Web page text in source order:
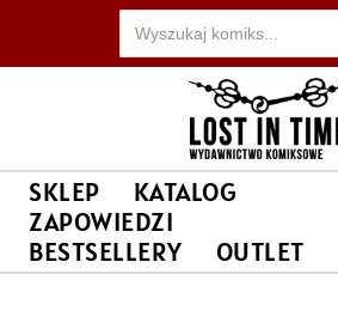
Przejdź
SKLEP
KATALOG
ZAPOWIEDZI
BESTSELLERY
OUTLET